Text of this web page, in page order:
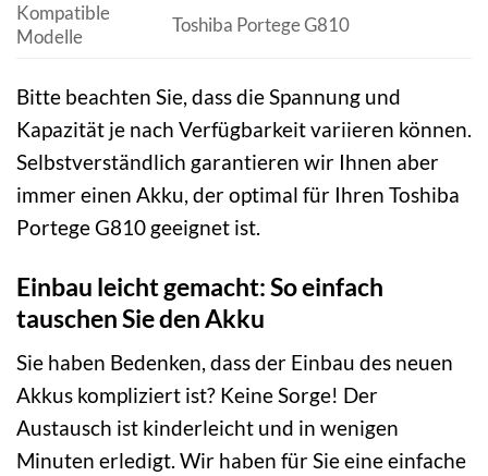
Kompatible
Modelle
Toshiba Portege G810
Bitte beachten Sie, dass die Spannung und
Kapazität je nach Verfügbarkeit variieren können.
Selbstverständlich garantieren wir Ihnen aber
immer einen Akku, der optimal für Ihren Toshiba
Portege G810 geeignet ist.
Einbau leicht gemacht: So einfach
tauschen Sie den Akku
Sie haben Bedenken, dass der Einbau des neuen
Akkus kompliziert ist? Keine Sorge! Der
Austausch ist kinderleicht und in wenigen
Minuten erledigt. Wir haben für Sie eine einfache